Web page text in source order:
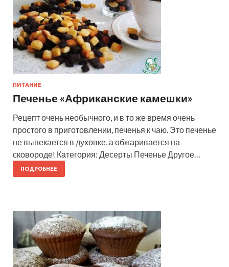
ПИТАНИЕ
Печенье «Африканские камешки»
Рецепт очень необычного, и в то же время очень
простого в приготовлении, печенья к чаю. Это печенье
не выпекается в духовке, а обжаривается на
сковороде! Категория: Десерты Печенье Другое…
ПОДРОБНЕЕ